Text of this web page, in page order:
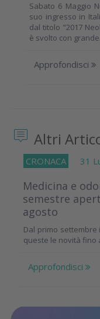
Sabato 6 Maggio
suo ingresso in
dal titolo "2017
è svolto con
Approfondisci
Altri
CRONACA 31
Medicina e
semestre
agosto
Dal primo
queste le novità fino
Approfondisci